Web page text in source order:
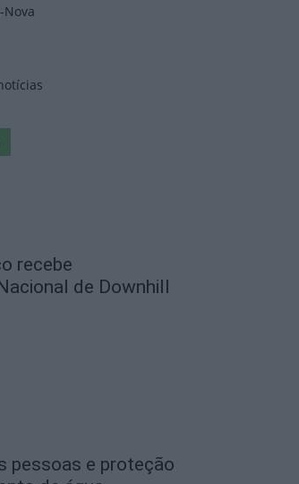
recebe
de Downhill
pessoas e proteção